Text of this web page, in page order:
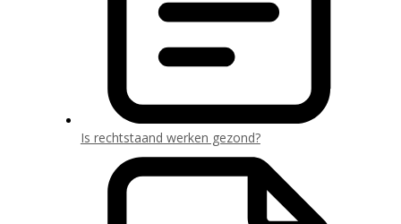
Is rechtstaand werken gezond?